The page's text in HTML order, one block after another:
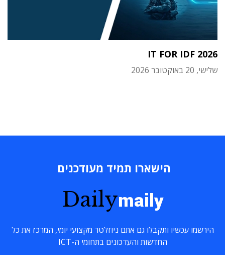
IT FOR IDF 2026
שלישי, 20 באוקטובר 2026
הישארו תמיד מעודכנים
Dailymaily
הירשמו עכשיו ותקבלו גם אתם ניוזלטר מקצועי יומי, המרכז את כל
החדשות והעדכונים בתחומי ה-ICT